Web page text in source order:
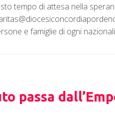
tempo di attesa nella
e famiglie di ogni
passa